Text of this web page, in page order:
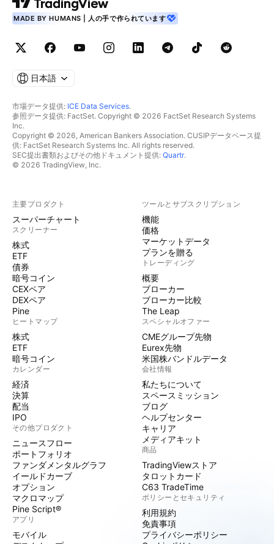
MADE BY HUMANS | 人の手で作られています
日本語
市場データ提供: ICE Data Services.
参照データ提供: FactSet. Copyright © 2026 FactSet Research Systems
Inc.
Copyright © 2026, American Bankers Association. CUSIPデータベース提
供: FactSet Research Systems Inc. All rights reserved.
SEC提出書類およびその他ドキュメント提供: Quartr.
© 2026 TradingView, Inc.
主要プロダクト
スーパーチャート
スクリーナー
株式
ETF
債券
暗号コイン
CEXペア
DEXペア
Pine
ヒートマップ
株式
ETF
暗号コイン
カレンダー
経済
決算
配当
IPO
その他プロダクト
ニュースフロー
ポートフォリオ
ファンダメンタルグラフ
イールドカーブ
オプション
マクロマップ
Pine Script®
アプリ
モバイル
ツールとサブスクリプション
機能
価格
マーケットデータ
プランを贈る
トレーディング
概要
ブローカー
ブローカー比較
The Leap
スペシャルオファー
CMEグループ先物
Eurex先物
米国株バンドルデータ
会社情報
私たちについて
スペースミッション
ブログ
ヘルプセンター
キャリア
メディアキット
商品
TradingViewストア
タロットカード
C63 TradeTime
ポリシーとセキュリティ
利用規約
免責事項
プライバシーポリシー